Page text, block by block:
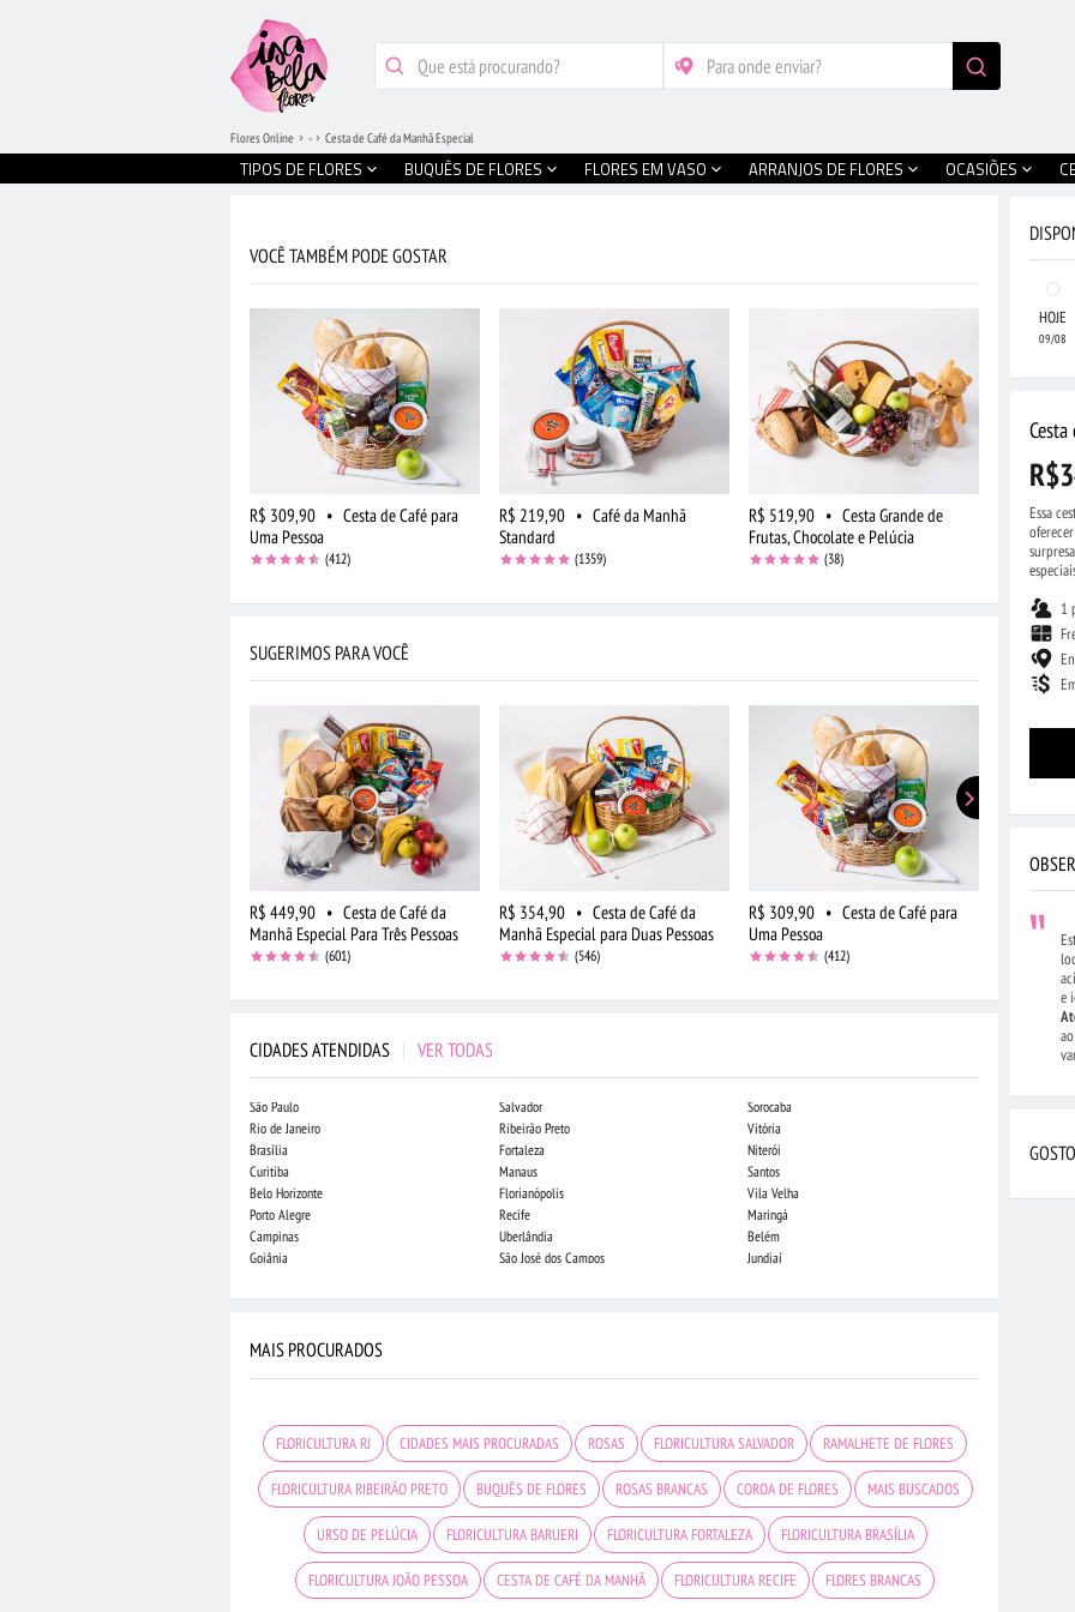
TIPOS DE FLORES BUQUÊS DE FLORES FLORES EM VASO ARRANJOS DE FLORES OCASIÕES
Flores Online - Cesta de Café da Manhã Especial
VOCÊ TAMBÉM PODE GOSTAR
R$ 309,90 • Cesta de Café para
Uma Pessoa
(412)
R$ 219,90 • Café da Manhã
Standard
(1359)
R$ 519,90 • Cesta Grande de
Frutas, Chocolate e Pelúcia
(38)
SUGERIMOS PARA VOCÊ
R$ 449,90 • Cesta de Café da
Manhã Especial Para Três Pessoas
(601)
R$ 354,90 • Cesta de Café da
Manhã Especial para Duas Pessoas
(546)
R$ 309,90 • Cesta de Café para
Uma Pessoa
(412)
R$ 284,90
Manhã
CIDADES ATENDIDAS | VER TODAS
São Paulo
Rio de Janeiro
Brasília
Curitiba
Belo Horizonte
Porto Alegre
Campinas
Goiânia
Salvador
Ribeirão Preto
Fortaleza
Manaus
Florianópolis
Recife
Uberlândia
São José dos Campos
Sorocaba
Vitória
Niterói
Santos
Vila Velha
Maringá
Belém
Jundiaí
Piracicaba
MAIS PROCURADOS
FLORICULTURA RJ CIDADES MAIS PROCURADAS ROSAS FLORICULTURA SALVADOR RAMALHETE DE FLORES
FLORICULTURA RIBEIRÃO PRETO BUQUÊS DE FLORES ROSAS BRANCAS COROA DE FLORES MAIS BUSCADOS
URSO DE PELÚCIA FLORICULTURA BARUERI FLORICULTURA FORTALEZA FLORICULTURA BRASÍLIA
FLORICULTURA JOÃO PESSOA CESTA DE CAFÉ DA MANHÃ FLORICULTURA RECIFE FLORES BRANCAS
HOJE
09/08
Essa
1
e